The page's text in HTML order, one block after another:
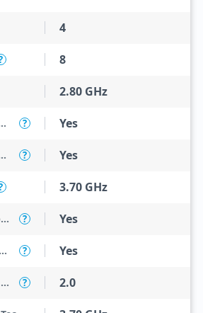
4
8
2.80 GHz
Technology (VT-x) ? Yes
for Directed I/O (VT-d) ? Yes
3.70 GHz
Enhanced Intel SpeedStep Technology ? Yes
Technology ? Yes
Intel Turbo Boost Technology ? 2.0